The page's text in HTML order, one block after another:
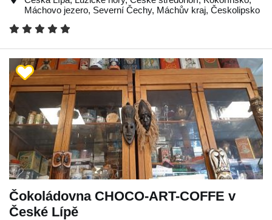
Máchovo jezero, Severní Čechy, Máchův kraj, Českolipsko
Čokoládovna CHOCO-ART-COFFE v
České Lípě